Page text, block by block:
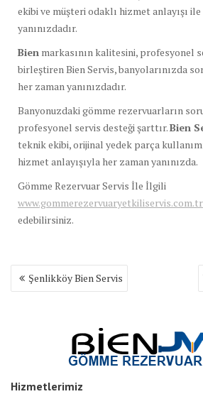
ekibi ve müşteri odaklı hizmet anlayışı
yanınızdadır.
Bien markasının kalitesini, profesyonel
birleştiren Bien Servis, banyolarınızda
her zaman yanınızdadır.
Banyonuzdaki gömme rezervuarların
profesyonel servis desteği şarttır.Bien
teknik ekibi, orijinal yedek parça
hizmet anlayışıyla her zaman yanınızda.
Gömme Rezervuar Servis İle İlgili
www.gommerezervuaryetkiliservis.com.tr
edebilirsiniz.
Yazı
gezinmesi
Şenlikköy Bien Servis
Hizmetlerimiz